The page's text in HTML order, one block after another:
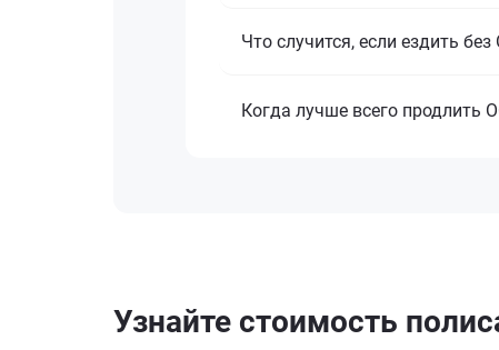
Что случится, если ездить
Когда лучше всего продлить
Узнайте стоимость